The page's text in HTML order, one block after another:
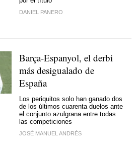
DANIEL PANERO
Barça-Espanyol, el derbi
más desigualado de
España
Los periquitos solo han ganado dos
de los últimos cuarenta duelos ante
el conjunto azulgrana entre todas
las competiciones
JOSÉ MANUEL ANDRÉS